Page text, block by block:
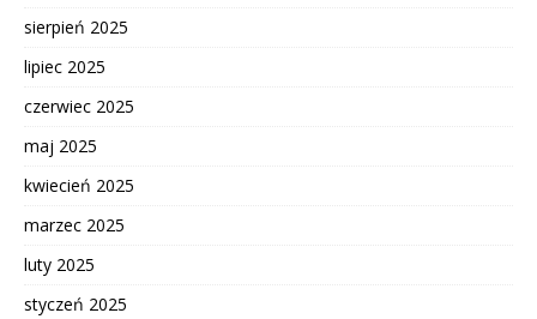
sierpień 2025
lipiec 2025
czerwiec 2025
maj 2025
kwiecień 2025
marzec 2025
luty 2025
styczeń 2025